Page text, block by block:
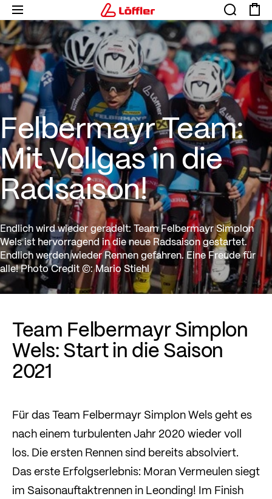
Felbermayr Team: Mit Vollgas
Felbermayr Team:
Mit Vollgas in die
Radsaison!
Endlich wird wieder geradelt: Team Felbermayr Simplon
Wels ist hervorragend in die neue Radsaison gestartet.
Endlich werden wieder Rennen gefahren. Eine Freude für
alle! Photo Credit ©: Mario Stiehl
Team Felbermayr Simplon
Wels: Start in die Saison
2021
Für das Team Felbermayr Simplon Wels geht es
nach einem turbulenten Jahr 2020 wieder voll
los. Die ersten Rennen sind bereits absolviert.
Das erste Erfolgserlebnis: Moran Vermeulen siegt
im Saisonauftaktrennen in Leonding! Im Finish